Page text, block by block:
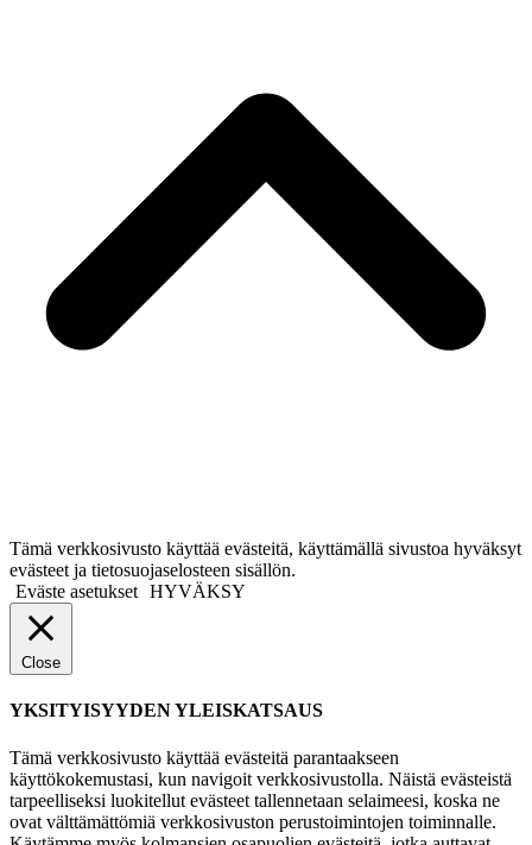
Tämä verkkosivusto käyttää evästeitä, käyttämällä sivustoa hyväksyt
evästeet ja tietosuojaselosteen sisällön.
Eväste asetukset HYVÄKSY
Close
YKSITYISYYDEN YLEISKATSAUS
Tämä verkkosivusto käyttää evästeitä parantaakseen
käyttökokemustasi, kun navigoit verkkosivustolla. Näistä evästeistä
tarpeelliseksi luokitellut evästeet tallennetaan selaimeesi, koska ne
ovat välttämättömiä verkkosivuston perustoimintojen toiminnalle.